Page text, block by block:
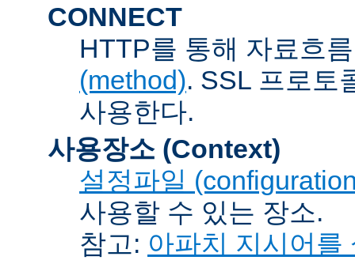
CONNECT
HTTP를 통해 자료흐
(method). SSL 프로토
사용한다.
사용장소 (Context)
설정파일
사용할 수 있는 장소.
참고: 아파치 지시어를